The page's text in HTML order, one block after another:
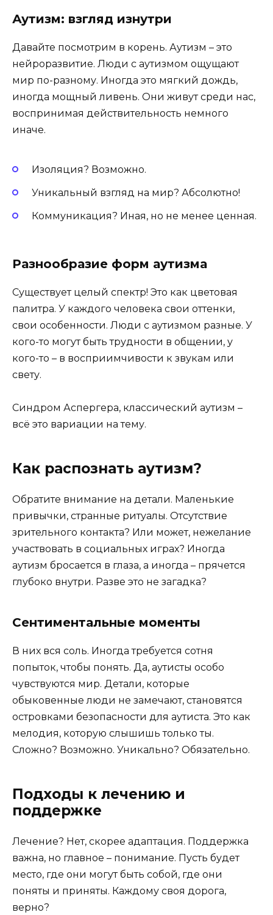
Аутизм: взгляд изнутри
Давайте посмотрим в корень. Аутизм – это
нейроразвитие. Люди с аутизмом ощущают
мир по-разному. Иногда это мягкий дождь,
иногда мощный ливень. Они живут среди нас,
воспринимая действительность немного
иначе.
Изоляция? Возможно.
Уникальный взгляд на мир? Абсолютно!
Коммуникация? Иная, но не менее ценная.
Разнообразие форм аутизма
Существует целый спектр! Это как цветовая
палитра. У каждого человека свои оттенки,
свои особенности. Люди с аутизмом разные. У
кого-то могут быть трудности в общении, у
кого-то – в восприимчивости к звукам или
свету.
Синдром Аспергера, классический аутизм –
всё это вариации на тему.
Как распознать аутизм?
Обратите внимание на детали. Маленькие
привычки, странные ритуалы. Отсутствие
зрительного контакта? Или может, нежелание
участвовать в социальных играх? Иногда
аутизм бросается в глаза, а иногда – прячется
глубоко внутри. Разве это не загадка?
Сентиментальные моменты
В них вся соль. Иногда требуется сотня
попыток, чтобы понять. Да, аутисты особо
чувствуются мир. Детали, которые
обыковенные люди не замечают, становятся
островками безопасности для аутиста. Это как
мелодия, которую слышишь только ты.
Сложно? Возможно. Уникально? Обязательно.
Подходы к лечению и
поддержке
Лечение? Нет, скорее адаптация. Поддержка
важна, но главное – понимание. Пусть будет
место, где они могут быть собой, где они
поняты и приняты. Каждому своя дорога,
верно?